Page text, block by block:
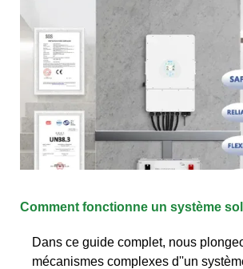
Comment fonctionne un système
Dans ce guide complet, nous
mécanismes complexes d''un